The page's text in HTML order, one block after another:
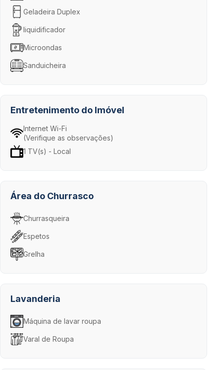
Geladeira Duplex
liquidificador
Microondas
Sanduicheira
Entretenimento do Imóvel
Internet Wi-Fi
(Verifique as observações)
1 TV(s) - Local
Área do Churrasco
Churrasqueira
Espetos
Grelha
Lavanderia
Máquina de lavar roupa
Varal de Roupa